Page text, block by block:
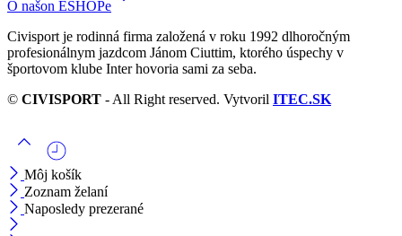
O našon ESHOPe
Civisport je rodinná firma založená v roku 1992 dlhoročným
profesionálnym jazdcom Jánom Ciuttim, ktorého úspechy v
športovom klube Inter hovoria sami za seba.
© CIVISPORT - All Right reserved. Vytvoril ITEC.SK
Môj košík
Zoznam želaní
Naposledy prezerané